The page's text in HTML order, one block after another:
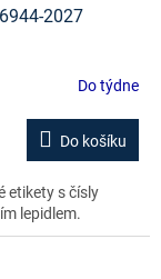
2027
Do týdne
Do košíku
etikety s čísly
lepidlem.